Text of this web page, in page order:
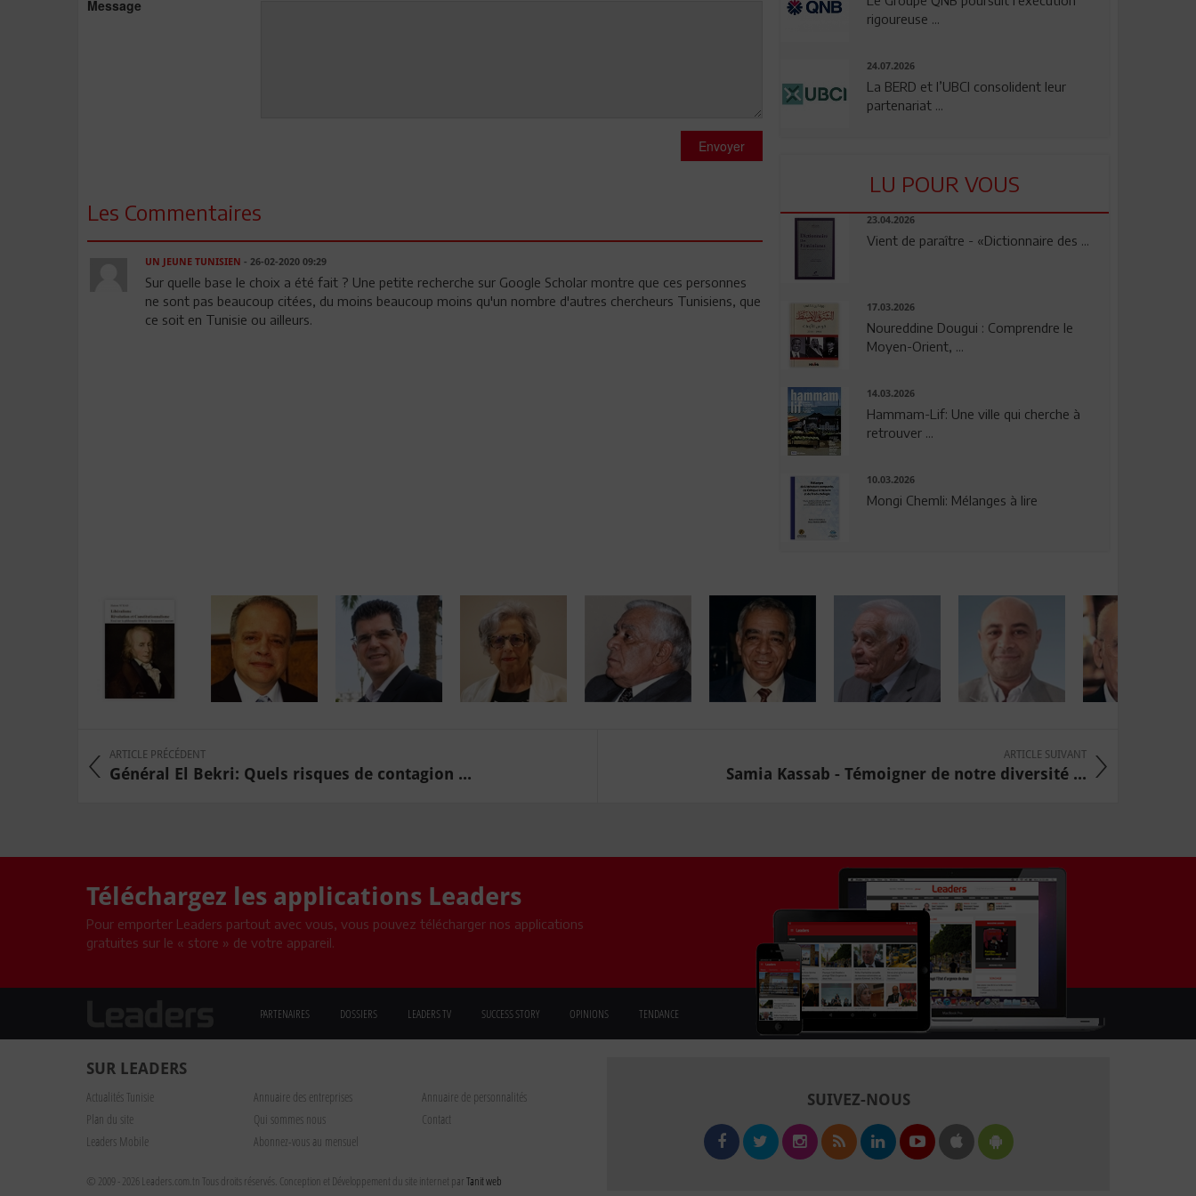
Message
Envoyer
Les Commentaires
UN JEUNE TUNISIEN - 26-02-2020 09:29
Sur quelle base le choix a été fait ? Une petite recherche sur Google Scholar montre que ces personnes
ne sont pas beaucoup citées, du moins beaucoup moins qu'un nombre d'autres chercheurs Tunisiens, que
ce soit en Tunisie ou ailleurs.
rigoureuse ...
24.07.2026
La BERD et l’UBCI consolident leur
partenariat ...
LU POUR VOUS
23.04.2026
Vient de paraître - «Dictionnaire des ...
17.03.2026
Noureddine Dougui : Comprendre le
Moyen-Orient, ...
14.03.2026
Hammam-Lif: Une ville qui cherche à
retrouver ...
10.03.2026
Mongi Chemli: Mélanges à lire
ARTICLE PRÉCÉDENT
Général El Bekri: Quels risques de contagion ...
ARTICLE SUIVANT
Samia Kassab - Témoigner de notre diversité ...
Téléchargez les applications Leaders
Pour emporter Leaders partout avec vous, vous pouvez télécharger nos applications
gratuites sur le « store » de votre appareil.
PARTENAIRES DOSSIERS LEADERS TV SUCCESS STORY OPINIONS TENDANCE
SUR LEADERS
Actualités Tunisie Annuaire des entreprises
Annuaire de personnalités
Plan du site
Qui sommes nous
Contact
Leaders Mobile
Abonnez-vous au mensuel
© 2009 - 2026 Leaders.com.tn Tous droits réservés. Conception et Développement du site internet parTanit web
SUIVEZ-NOUS